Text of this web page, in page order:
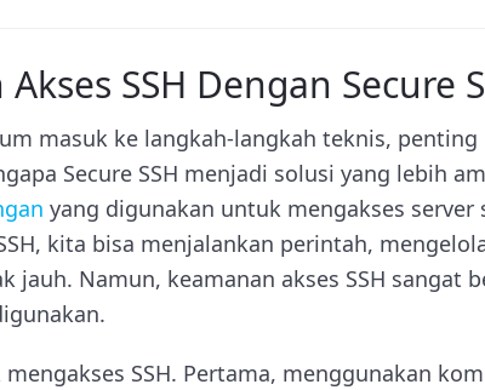
SSH Dengan Secure
masuk ke langkah-langkah teknis,
Secure SSH menjadi solusi yang lebih
yang digunakan untuk mengakses server
kita bisa menjalankan perintah,
jauh. Namun, keamanan akses SSH sangat
SSH. Pertama, menggunakan